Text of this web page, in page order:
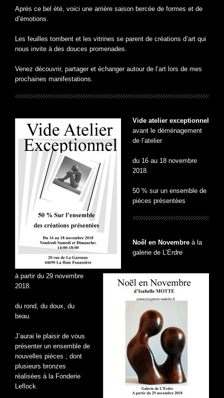
Après ce bel été, voici une arrière saison bercée de formes et de
d’émotions.
Les feuilles tombent et les vitrines se parent de créations d’art qui
nous invite à des douces promenades.
Venez découvrir, partager et échanger autour de l’art lors de mes
prochaines manifestations.
Vide atelier exceptionnel
avant le déménagement
de l’atelier
du 16 au 18 novembre
2018.
50 % sur un ensemble de
pièces présentées
Noêl en Novembreà la
galerie de L’Erdre
à partir du 29 novembre
2018.
du rond, du doux, du
beau.
J’aurai le plaisir de vous
présenter un ensemble de
nouvelles pièces ; dont
plusieurs bronzes
réalisées à la Fonderie
Leflock.